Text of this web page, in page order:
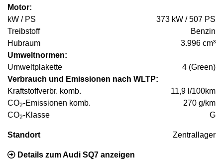
Motor:
kW / PS
373 kW / 507 PS
Treibstoff
Benzin
Hubraum
3.996 cm³
Umweltnormen:
Umweltplakette
4 (Green)
Verbrauch und Emissionen nach WLTP:
Kraftstoffverbr. komb.
11,9 l/100km
CO2-Emissionen komb.
270 g/km
CO2-Klasse G
Standort Zentrallager
Details zum Audi SQ7 anzeigen